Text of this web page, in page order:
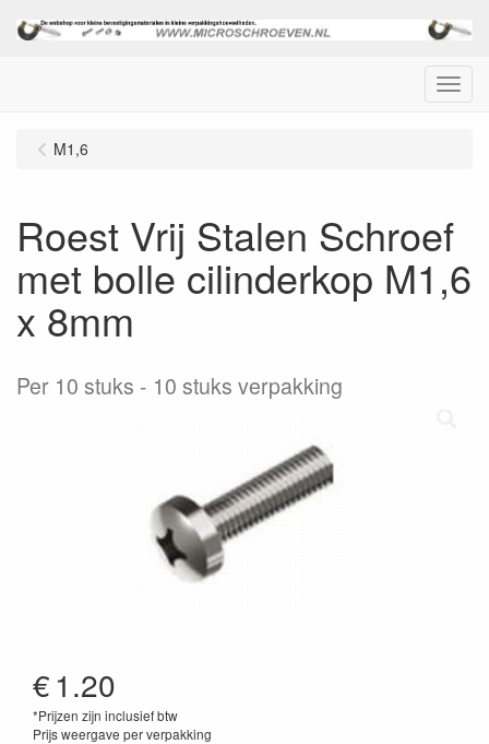
Menu
M1,6
Roest Vrij Stalen Schroef
met bolle cilinderkop M1,6
x 8mm
Per 10 stuks 10 stuks verpakking
€1.20
*Prijzen zijn inclusief btw
Prijs weergave per verpakking